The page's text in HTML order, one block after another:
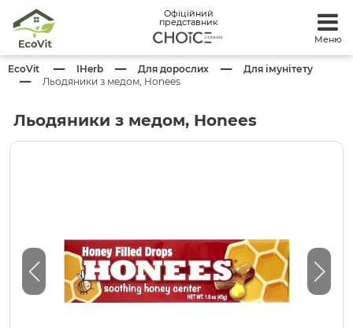
Офіційний
представник
Меню
EcoVit IHerb Для дорослих
Для імунітету
Льодяники з медом, Honees
Льодяники з медом, Honees